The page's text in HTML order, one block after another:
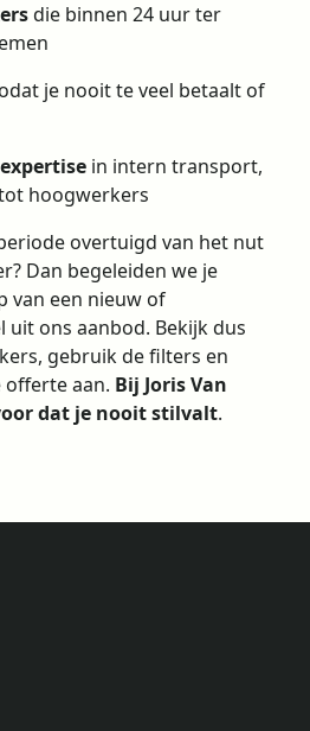
die binnen 24 uur ter
je nooit te veel betaalt of
in intern transport,
hoogwerkers
overtuigd van het nut
Dan begeleiden we je
van een nieuw of
uit ons aanbod. Bekijk dus
gebruik de filters en
aan. Bij Joris Van
dat je nooit stilvalt.